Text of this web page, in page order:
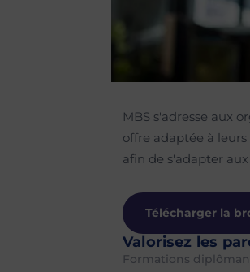
MBS s'adresse aux
offre adaptée à
afin de s'adapter
Télécharger la
Valorisez les
Formations